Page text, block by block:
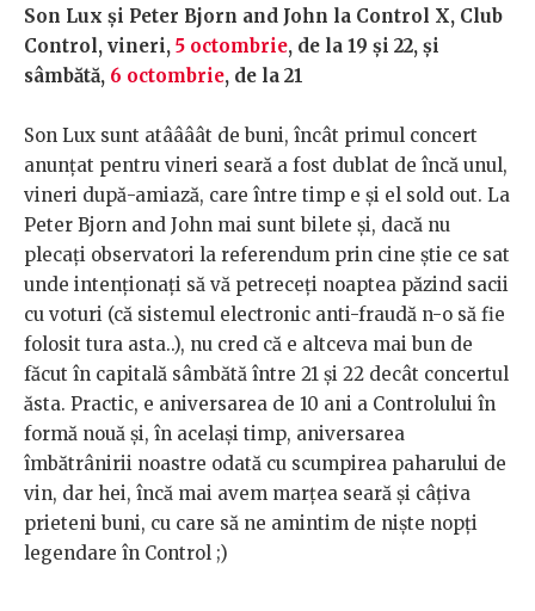
Son Lux și Peter Bjorn and John la Control X, Club
Control, vineri, 5 octombrie, de la 19 și 22, și
sâmbătă, 6 octombrie, de la 21
Son Lux sunt atâââât de buni, încât primul concert
anunțat pentru vineri seară a fost dublat de încă unul,
vineri după-amiază, care între timp e și el sold out. La
Peter Bjorn and John mai sunt bilete și, dacă nu
plecați observatori la referendum prin cine știe ce sat
unde intenționați să vă petreceți noaptea păzind sacii
cu voturi (că sistemul electronic anti-fraudă n-o să fie
folosit tura asta..), nu cred că e altceva mai bun de
făcut în capitală sâmbătă între 21 și 22 decât concertul
ăsta. Practic, e aniversarea de 10 ani a Controlului în
formă nouă și, în același timp, aniversarea
îmbătrânirii noastre odată cu scumpirea paharului de
vin, dar hei, încă mai avem marțea seară și câțiva
prieteni buni, cu care să ne amintim de niște nopți
legendare în Control ;)